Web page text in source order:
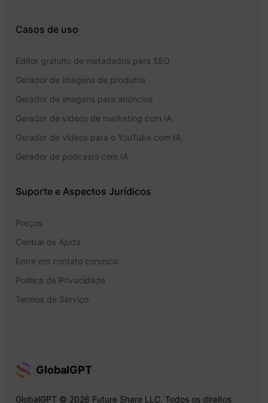
Casos de uso
Editor gratuito de metadados para SEO
Gerador de imagens de produtos
Gerador de imagens para anúncios
Gerador de vídeos de marketing com IA
Gerador de vídeos para o YouTube com IA
Gerador de podcasts com IA
Suporte e Aspectos Jurídicos
Preços
Central de Ajuda
Entre em contato conosco
Política de Privacidade
Termos de Serviço
GlobalGPT
GlobalGPT © 2026 Future Share LLC. Todos os direitos